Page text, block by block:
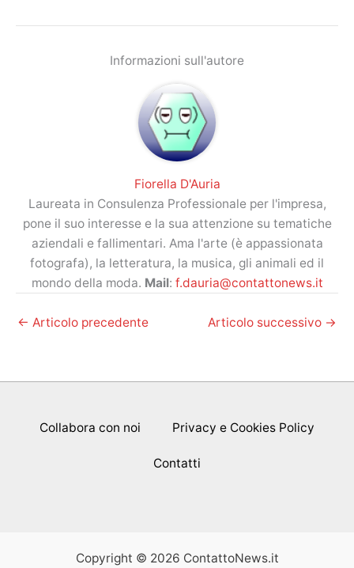
Informazioni sull'autore
Fiorella D'Auria
Laureata in Consulenza Professionale per l'impresa,
pone il suo interesse e la sua attenzione su tematiche
aziendali e fallimentari. Ama l'arte (è appassionata
fotografa), la letteratura, la musica, gli animali ed il
mondo della moda. Mail: f.dauria@contattonews.it
← Articolo precedente Articolo successivo →
Collabora con noi Privacy e Cookies Policy
Contatti
Copyright © 2026 ContattoNews.it